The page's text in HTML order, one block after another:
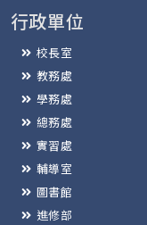
行政單位
校長室
教務處
學務處
總務處
實習處
輔導室
圖書館
進修部